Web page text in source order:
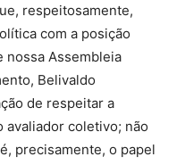
respeitosamente,
com a posição
nossa Assembleia
Belivaldo
de respeitar a
coletivo; não
precisamente, o papel